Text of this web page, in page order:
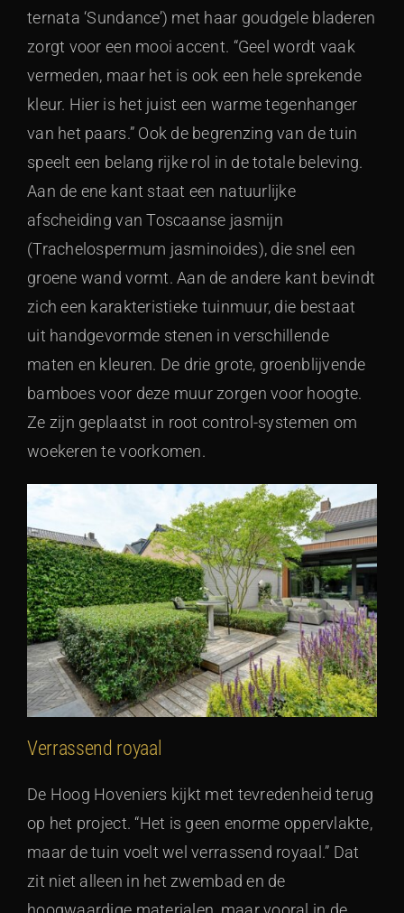
ternata ‘Sundance’) met haar goudgele bladeren
zorgt voor een mooi accent. “Geel wordt vaak
vermeden, maar het is ook een hele sprekende
kleur. Hier is het juist een warme tegenhanger
van het paars.” Ook de begrenzing van de tuin
speelt een belang rijke rol in de totale beleving.
Aan de ene kant staat een natuurlijke
afscheiding van Toscaanse jasmijn
(Trachelospermum jasminoides), die snel een
groene wand vormt. Aan de andere kant bevindt
zich een karakteristieke tuinmuur, die bestaat
uit handgevormde stenen in verschillende
maten en kleuren. De drie grote, groenblijvende
bamboes voor deze muur zorgen voor hoogte.
Ze zijn geplaatst in root control-systemen om
woekeren te voorkomen.
Verrassend royaal
De Hoog Hoveniers kijkt met tevredenheid terug
op het project. “Het is geen enorme oppervlakte,
maar de tuin voelt wel verrassend royaal.” Dat
zit niet alleen in het zwembad en de